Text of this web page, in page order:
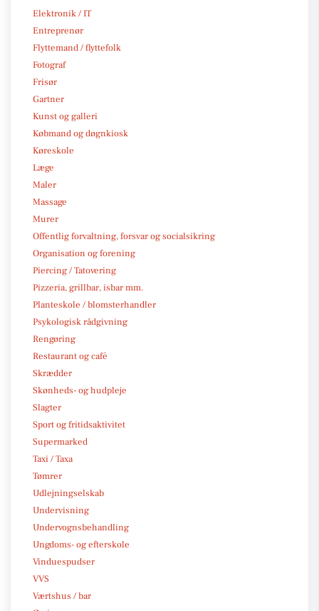
Elektronik / IT
Entreprenør
Flyttemand / flyttefolk
Fotograf
Frisør
Gartner
Kunst og galleri
Købmand og døgnkiosk
Køreskole
Læge
Maler
Massage
Murer
Offentlig forvaltning, forsvar og socialsikring
Organisation og forening
Piercing / Tatovering
Pizzeria, grillbar, isbar mm.
Planteskole / blomsterhandler
Psykologisk rådgivning
Rengøring
Restaurant og café
Skrædder
Skønheds- og hudpleje
Slagter
Sport og fritidsaktivitet
Supermarked
Taxi / Taxa
Tømrer
Udlejningselskab
Undervisning
Undervognsbehandling
Ungdoms- og efterskole
Vinduespudser
VVS
Værtshus / bar